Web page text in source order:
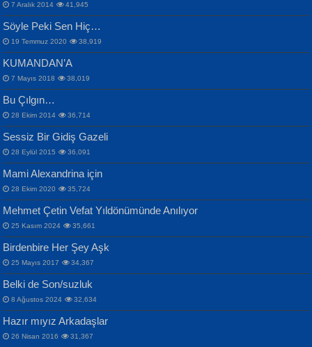
Samimiyet Nedir?...
İPEK ACAR SERT
Gazze’nin Şecaati, Ümmetin İmtihanı...
MAHMUT GÜRBÜZ
İbrahim Olmak ve Bitirebilmek...
Bülent Sağlam
Mescid-i Aksâ Üstüne Ay!...
Selahattin Yıldız
İdrakimle Üşürken...
Songül Özel
Mahzen...
ERDEM BAYAZIT
Sana, Bana, Vatanıma, Ülkemin
İnsanlarına Dair...
NAZIM HİKMET RAN
Bir Cezaevinde, Tecritteki Adamın
Mektupları...
7 Aralık 2014 41,945
Söyle Peki Sen Hiç…
19 Temmuz 2020 38,919
KUMANDAN’A
7 Mayıs 2018 38,019
Bu Çılgın…
28 Ekim 2014 36,714
Sessiz Bir Gidiş Gazeli
28 Eylül 2015 36,091
Mami Alexandrina için
28 Ekim 2020 35,724
Mehmet Çetin Vefat Yıldönümünde Anılıyor
25 Kasım 2024 35,661
Birdenbire Her Şey Aşk
25 Mayıs 2017 34,367
Belki de Son/suzluk
8 Ağustos 2024 32,634
Hazır mıyız Arkadaşlar
26 Nisan 2016 31,367